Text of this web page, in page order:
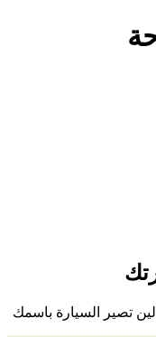
تصير السيارة باسمك